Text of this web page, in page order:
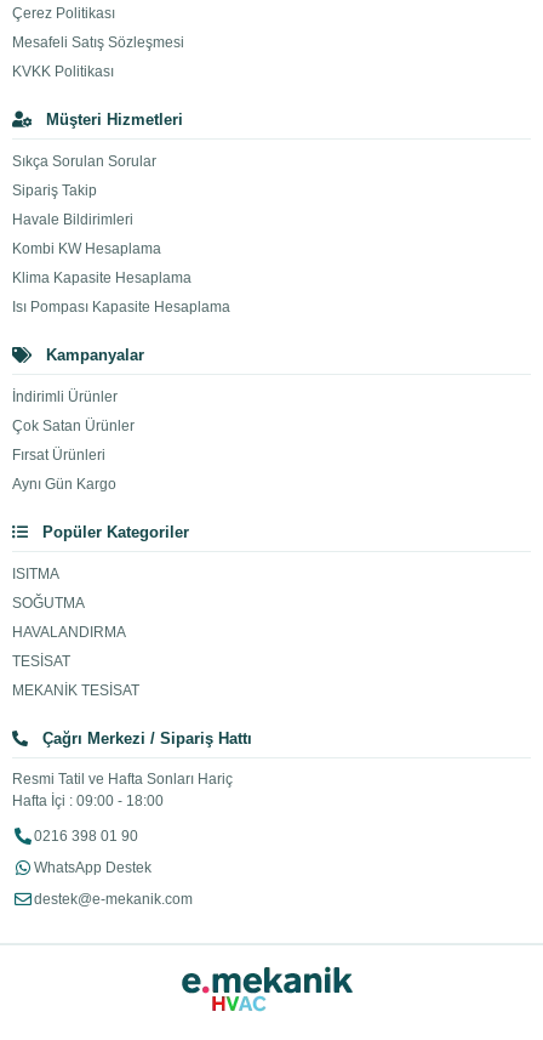
Çerez Politikası
Mesafeli Satış Sözleşmesi
KVKK Politikası
Müşteri Hizmetleri
Sıkça Sorulan Sorular
Sipariş Takip
Havale Bildirimleri
Kombi KW Hesaplama
Klima Kapasite Hesaplama
Isı Pompası Kapasite Hesaplama
Kampanyalar
İndirimli Ürünler
Çok Satan Ürünler
Fırsat Ürünleri
Aynı Gün Kargo
Popüler Kategoriler
ISITMA
SOĞUTMA
HAVALANDIRMA
TESİSAT
MEKANİK TESİSAT
Çağrı Merkezi / Sipariş Hattı
Resmi Tatil ve Hafta Sonları Hariç
Hafta İçi : 09:00 - 18:00
0216 398 01 90
WhatsApp Destek
destek@e-mekanik.com